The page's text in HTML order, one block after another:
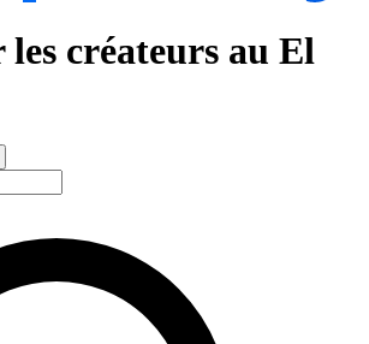
créateurs au El